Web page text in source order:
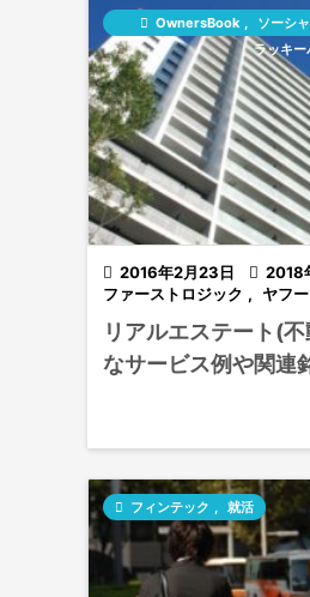
 2016年2月23日  2018
 OwnersBook ソーシ
ラッキー
ファーストロジック , ヤフー
リアルエステート(
なサービス例や関連
 フィンテック , 就活